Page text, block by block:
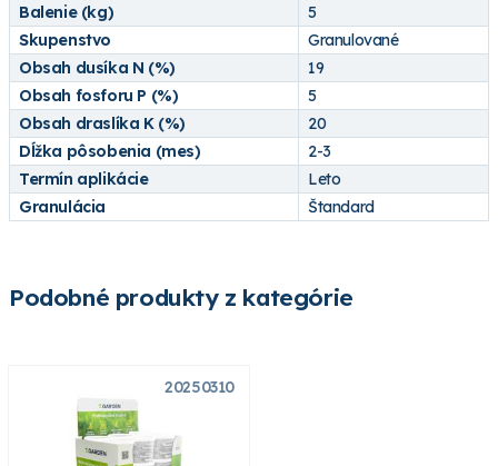
Balenie (kg)
5
Skupenstvo
Granulované
Obsah dusíka N (%)
19
Obsah fosforu P (%)
5
Obsah draslíka K (%)
20
Dĺžka pôsobenia (mes)
2-3
Termín aplikácie
Leto
Granulácia
Štandard
Podobné produkty z kategórie
20250310